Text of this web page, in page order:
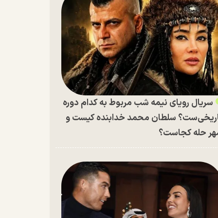
سریال رویای نیمه شب مربوط به کدام دوره
سلطان محمد خدابنده کیست و
حله کجاست؟